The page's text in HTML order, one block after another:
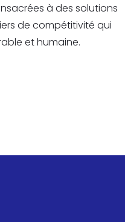
à des solutions
de compétitivité qui
et humaine.